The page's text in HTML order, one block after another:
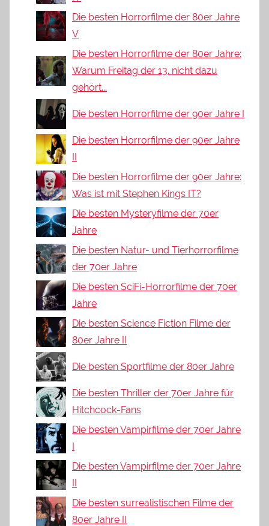
Die besten Horrorfilme der 80er Jahre
V
Die besten Horrorfilme der 80er Jahre:
Warum Freitag der 13. nicht dazu
gehört...
Die besten Horrorfilme der 90er Jahre I
Die besten Horrorfilme der 90er Jahre
II
Die besten Horrorfilme der 90er Jahre:
Was ist mit Stephen Kings IT?
Die besten Mysteryfilme der 70er
Jahre
Die besten Natur- und Tierhorrorfilme
der 70er Jahre
Die besten SciFi-Horrorfilme der 70er
Jahre
Die besten Science Fiction Filme der
80er Jahre II
Die besten Sportfilme der 80er Jahre
Die besten Thriller der 70er Jahre für
Hitchcock-Fans
Die besten Vampirfilme der 70er Jahre
I
Die besten Vampirfilme der 70er Jahre
II
Die besten surrealistischen Filme der
80er Jahre II